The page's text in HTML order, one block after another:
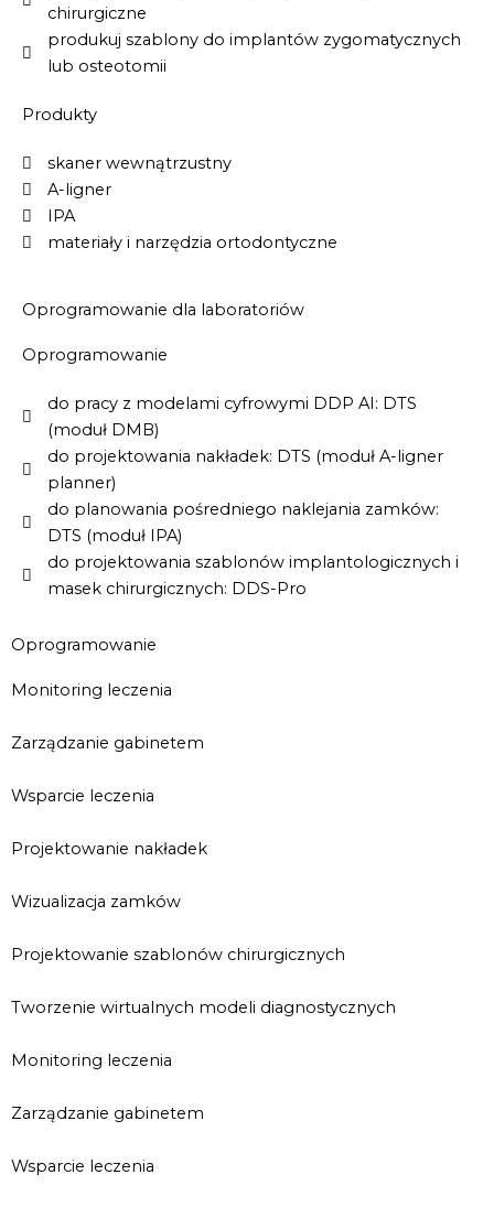
chirurgiczne
produkuj szablony do implantów zygomatycznych
lub osteotomii
Produkty
skaner wewnątrzustny
A-ligner
IPA
materiały i narzędzia ortodontyczne
Oprogramowanie dla laboratoriów
Oprogramowanie
do pracy z modelami cyfrowymi DDP AI: DTS
(moduł DMB)
do projektowania nakładek: DTS (moduł A-ligner
planner)
do planowania pośredniego naklejania zamków:
DTS (moduł IPA)
do projektowania szablonów implantologicznych i
masek chirurgicznych: DDS-Pro
Oprogramowanie
Monitoring leczenia
Zarządzanie gabinetem
Wsparcie leczenia
Projektowanie nakładek
Wizualizacja zamków
Projektowanie szablonów chirurgicznych
Tworzenie wirtualnych modeli diagnostycznych
Monitoring leczenia
Zarządzanie gabinetem
Wsparcie leczenia